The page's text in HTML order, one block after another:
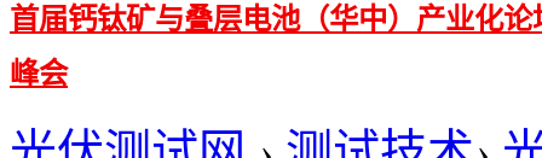
首届钙钛矿与叠层电池（华中）产业化论
峰会